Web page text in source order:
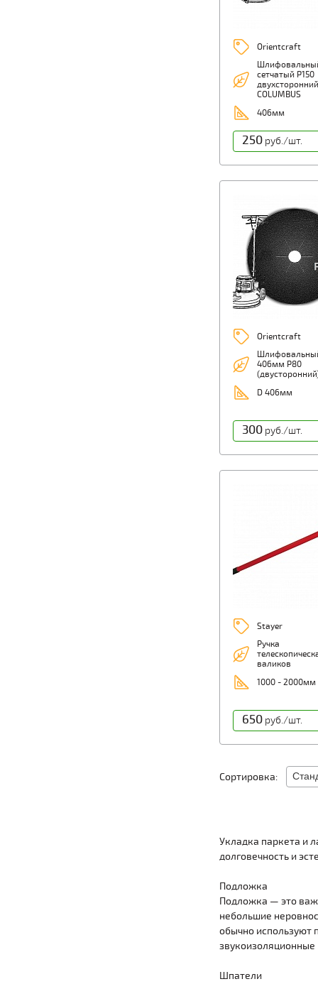
Orientcraft
сетчатый Р150
COLUMBUS
406мм
250руб./шт.
Orientcraft
406мм Р80
D 406мм
300руб./шт.
Stayer
Ручка
валиков
1000 - 2000мм
650руб./шт.
Сортировка:
Укладка паркета и
долговечность и
Подложка
Подложка — это
небольшие
обычно используют
Шпатели